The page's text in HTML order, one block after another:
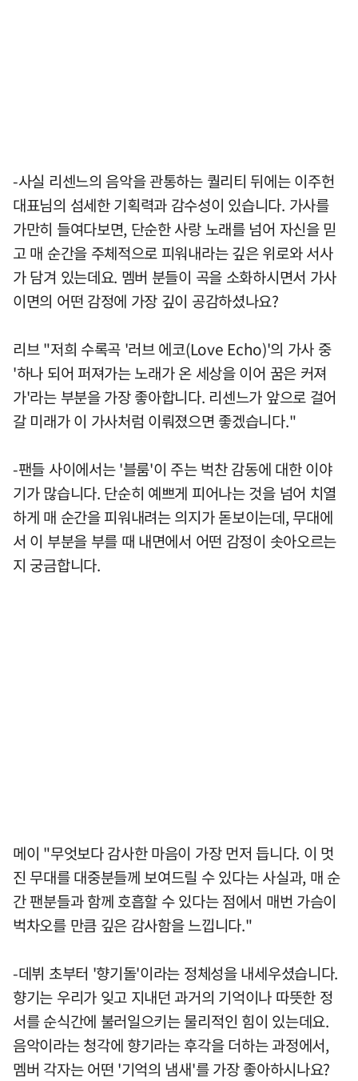
-사실 리센느의 음악을 관통하는 퀄리티 뒤에는 이주헌
대표님의 섬세한 기획력과 감수성이 있습니다. 가사를
가만히 들여다보면, 단순한 사랑 노래를 넘어 자신을 믿
고 매 순간을 주체적으로 피워내라는 깊은 위로와 서사
가 담겨 있는데요. 멤버 분들이 곡을 소화하시면서 가사
이면의 어떤 감정에 가장 깊이 공감하셨나요?
리브 "저희 수록곡 '러브 에코(Love Echo)'의 가사 중
'하나 되어 퍼져가는 노래가 온 세상을 이어 꿈은 커져
가'라는 부분을 가장 좋아합니다. 리센느가 앞으로 걸어
갈 미래가 이 가사처럼 이뤄졌으면 좋겠습니다."
-팬들 사이에서는 '블룸'이 주는 벅찬 감동에 대한 이야
기가 많습니다. 단순히 예쁘게 피어나는 것을 넘어 치열
하게 매 순간을 피워내려는 의지가 돋보이는데, 무대에
서 이 부분을 부를 때 내면에서 어떤 감정이 솟아오르는
지 궁금합니다.
메이 "무엇보다 감사한 마음이 가장 먼저 듭니다. 이 멋
진 무대를 대중분들께 보여드릴 수 있다는 사실과, 매 순
간 팬분들과 함께 호흡할 수 있다는 점에서 매번 가슴이
벅차오를 만큼 깊은 감사함을 느낍니다."
-데뷔 초부터 '향기돌'이라는 정체성을 내세우셨습니다.
향기는 우리가 잊고 지내던 과거의 기억이나 따뜻한 정
서를 순식간에 불러일으키는 물리적인 힘이 있는데요.
음악이라는 청각에 향기라는 후각을 더하는 과정에서,
멤버 각자는 어떤 '기억의 냄새'를 가장 좋아하시나요?